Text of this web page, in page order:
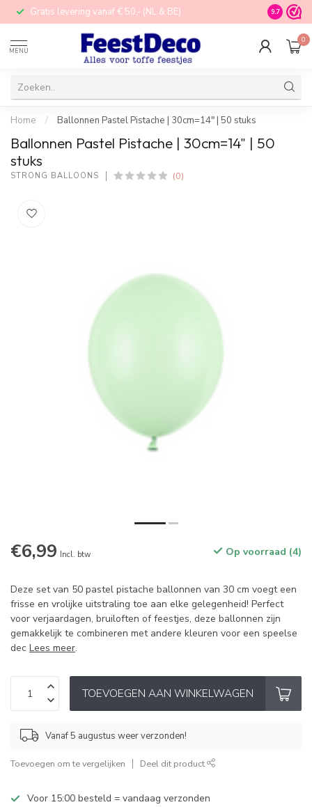
Gratis levering vanaf € 50,- (NL & BE) STORE in
9.7
MENU
0
Home / Ballonnen Pastel Pistache | 30cm=14" | 50 stuks
Ballonnen Pastel Pistache | 30cm=14" | 50
stuks
STRONG BALLOONS (0)
€6,99 Incl. btw Op voorraad (4)
Deze set van 50 pastel pistache ballonnen van 30 cm voegt een
frisse en vrolijke uitstraling toe aan elke gelegenheid! Perfect
voor verjaardagen, bruiloften of feestjes, deze ballonnen zijn
gemakkelijk te combineren met andere kleuren voor een speelse
dec Lees meer.
TOEVOEGEN AAN WINKELWAGEN
Vanaf 5 augustus weer verzonden!
Toevoegen om te vergelijken Deel dit product
Voor 15:00 besteld = vandaag verzonden